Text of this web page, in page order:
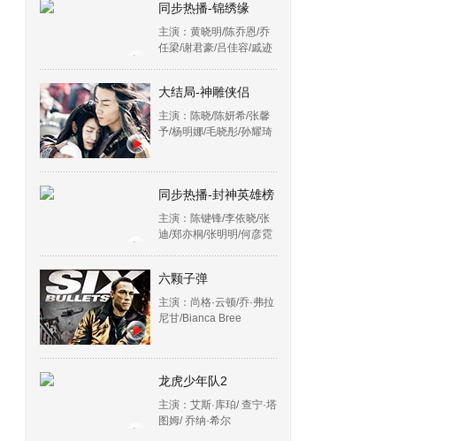
同步热播-锦绣缘
主演：黄晓明/陈乔恩/乔
任梁/谢君豪/吕佳容/戚迹
大结局-神雕侠侣
主演：陈晓/陈妍希/张馨
予/杨明娜/毛晓彤/孙耀琦
同步热播-封神英雄榜
主演：陈键锋/李依晓/张
迪/郑亦桐/张明明/何彦霓
六颗子弹
主演：尚格·云顿/乔·弗拉
尼甘/Bianca Bree
龙虎少年队2
主演：艾斯·库珀/ 查宁·塔
图姆/ 乔纳·希尔